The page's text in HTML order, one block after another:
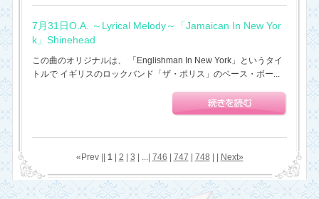
7月31日O.A. ～Lyrical Melody～「Jamaican In New Yor
k」Shinehead
この曲のオリジナルは、 「Englishman In New York」というタイ
トルで イギリスのロックバンド「ザ・ポリス」のベース・ボー...
«Prev || 1| 2 3 | ...| 746 747 748 Next»